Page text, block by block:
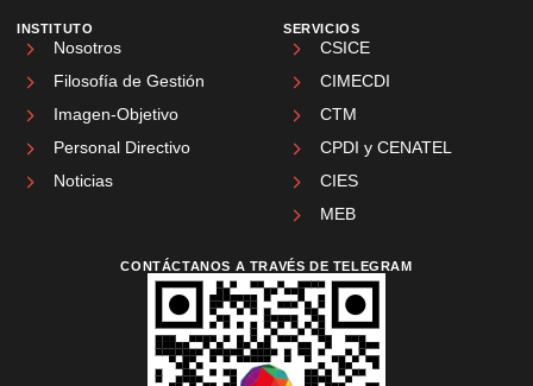
INSTITUTO
Nosotros
Filosofía de Gestión
Imagen-Objetivo
Personal Directivo
Noticias
SERVICIOS
CSICE
CIMECDI
CTM
CPDI y CENATEL
CIES
MEB
CONTÁCTANOS A TRAVÉS DE TELEGRAM